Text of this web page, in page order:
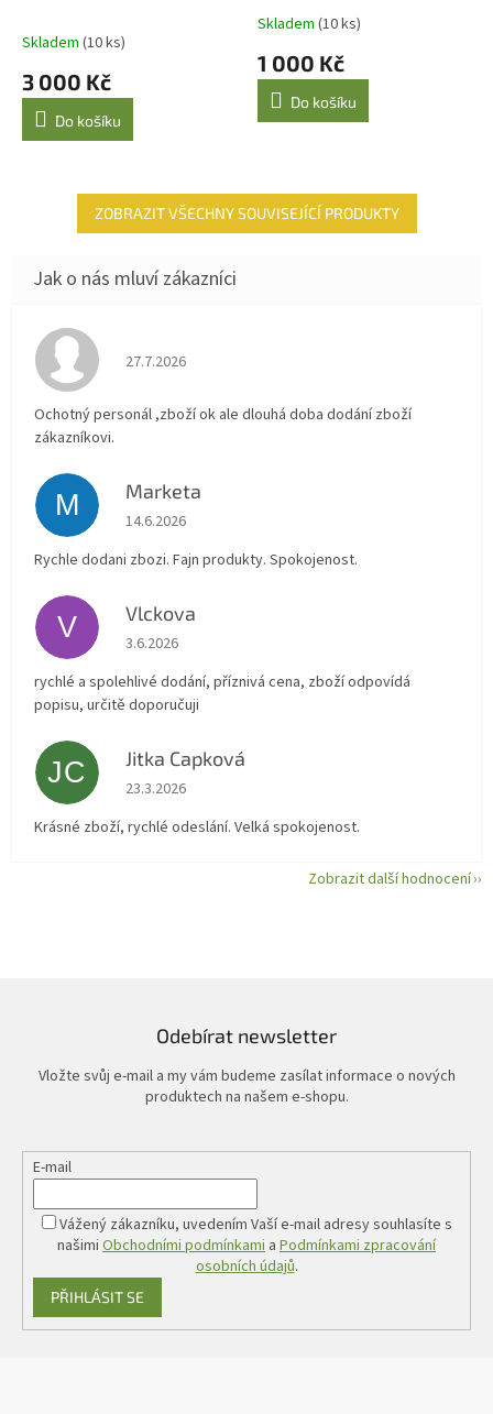
Skladem (10 ks)
3 000 Kč
Do košíku
Průměrné
produktu
5,0
Skladem (10 ks)
1 000 Kč
Do košíku
ZOBRAZIT VŠECHNY SOUVISEJÍCÍ PRODUKTY
Hodnocení obchodu je 4 z 5 hvězdiček.
27.7.2026
Ochotný personál ,zboží ok ale dlouhá doba dodání zboží
zákazníkovi.
M Marketa
Hodnocení obchodu je 5 z 5 hvězdiček.
14.6.2026
Rychle dodani zbozi. Fajn produkty. Spokojenost.
V Vlckova
Hodnocení obchodu je 5 z 5 hvězdiček.
3.6.2026
rychlé a spolehlivé dodání, příznivá cena, zboží odpovídá
popisu, určitě doporučuji
JC Jitka Capková
Hodnocení obchodu je 5 z 5 hvězdiček.
23.3.2026
Krásné zboží, rychlé odeslání. Velká spokojenost.
Zobrazit další hodnocení
Odebírat newsletter
Vložte svůj e-mail a my vám budeme zasílat informace o nových
produktech na našem e-shopu.
E-mail
Vážený zákazníku, uvedením Vaší e-mail adresy souhlasíte s
našimi Obchodními podmínkami a Podmínkami zpracování
osobních údajů.
PŘIHLÁSIT SE